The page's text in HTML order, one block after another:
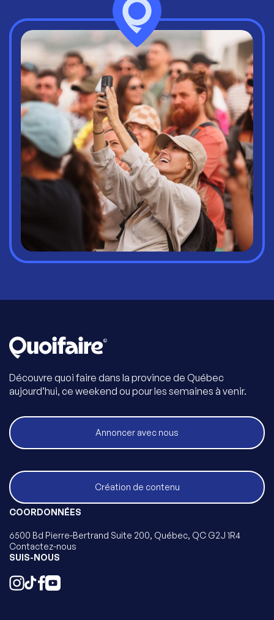
Découvre quoi faire dans la province de Québec
aujourd’hui, ce weekend ou pour les semaines à venir.
Annoncer avec nous
Création de contenu
COORDONNÉES
6500 Bd Pierre-Bertrand Suite 200, Québec, QC G2J 1R4
Contactez-nous
SUIS-NOUS